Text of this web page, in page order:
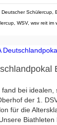
Deutscher Schülercup
WSV, wsv reit im
bei idealen,
der 1.
für die
Biathleten